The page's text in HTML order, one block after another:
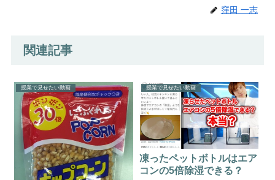
窪田 一志
関連記事
授業で見せたい動画 授業で見せたい動画
凍ったペットボトルはエア
コンの5倍除湿できる？